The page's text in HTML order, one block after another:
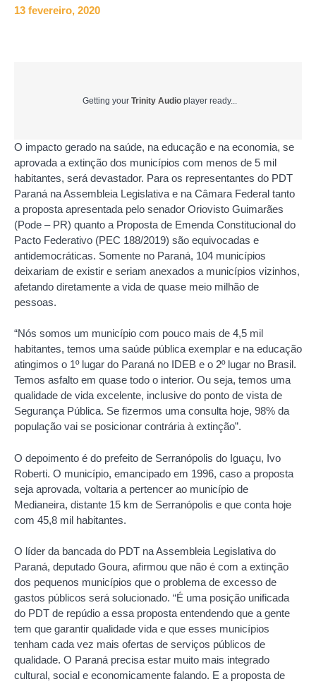
13 fevereiro, 2020
Getting your Trinity Audio player ready...
O impacto gerado na saúde, na educação e na economia, se
aprovada a extinção dos municípios com menos de 5 mil
habitantes, será devastador. Para os representantes do PDT
Paraná na Assembleia Legislativa e na Câmara Federal tanto
a proposta apresentada pelo senador Oriovisto Guimarães
(Pode – PR) quanto a Proposta de Emenda Constitucional do
Pacto Federativo (PEC 188/2019) são equivocadas e
antidemocráticas. Somente no Paraná, 104 municípios
deixariam de existir e seriam anexados a municípios vizinhos,
afetando diretamente a vida de quase meio milhão de
pessoas.
“Nós somos um município com pouco mais de 4,5 mil
habitantes, temos uma saúde pública exemplar e na educação
atingimos o 1º lugar do Paraná no IDEB e o 2º lugar no Brasil.
Temos asfalto em quase todo o interior. Ou seja, temos uma
qualidade de vida excelente, inclusive do ponto de vista de
Segurança Pública. Se fizermos uma consulta hoje, 98% da
população vai se posicionar contrária à extinção”.
O depoimento é do prefeito de Serranópolis do Iguaçu, Ivo
Roberti. O município, emancipado em 1996, caso a proposta
seja aprovada, voltaria a pertencer ao município de
Medianeira, distante 15 km de Serranópolis e que conta hoje
com 45,8 mil habitantes.
O líder da bancada do PDT na Assembleia Legislativa do
Paraná, deputado Goura, afirmou que não é com a extinção
dos pequenos municípios que o problema de excesso de
gastos públicos será solucionado. “É uma posição unificada
do PDT de repúdio a essa proposta entendendo que a gente
tem que garantir qualidade vida e que esses municípios
tenham cada vez mais ofertas de serviços públicos de
qualidade. O Paraná precisa estar muito mais integrado
cultural, social e economicamente falando. E a proposta de